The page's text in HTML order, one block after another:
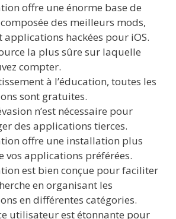
offre une énorme base de
des meilleurs mods,
applications hackées pour iOS.
la plus sûre sur laquelle
compter.
à l’éducation, toutes les
sont gratuites.
n’est nécessaire pour
des applications tierces.
offre une installation plus
vos applications préférées.
est bien conçue pour faciliter
en organisant les
en différentes catégories.
utilisateur est étonnante pour